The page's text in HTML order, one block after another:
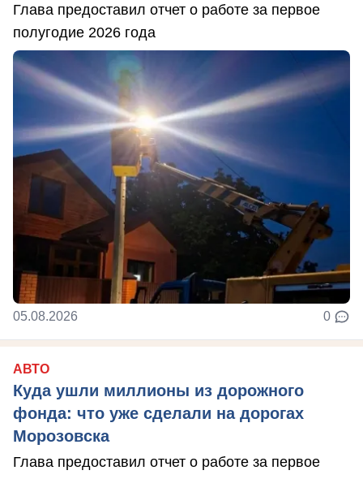
Глава предоставил отчет о работе за первое
полугодие 2026 года
05.08.2026 0
АВТО
Куда ушли миллионы из дорожного
фонда: что уже сделали на дорогах
Морозовска
Глава предоставил отчет о работе за первое